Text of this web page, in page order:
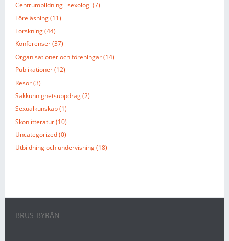
Centrumbildning i sexologi (7)
Föreläsning (11)
Forskning (44)
Konferenser (37)
Organisationer och föreningar (14)
Publikationer (12)
Resor (3)
Sakkunnighetsuppdrag (2)
Sexualkunskap (1)
Skönlitteratur (10)
Uncategorized (0)
Utbildning och undervisning (18)
BRUS-BYRÅN